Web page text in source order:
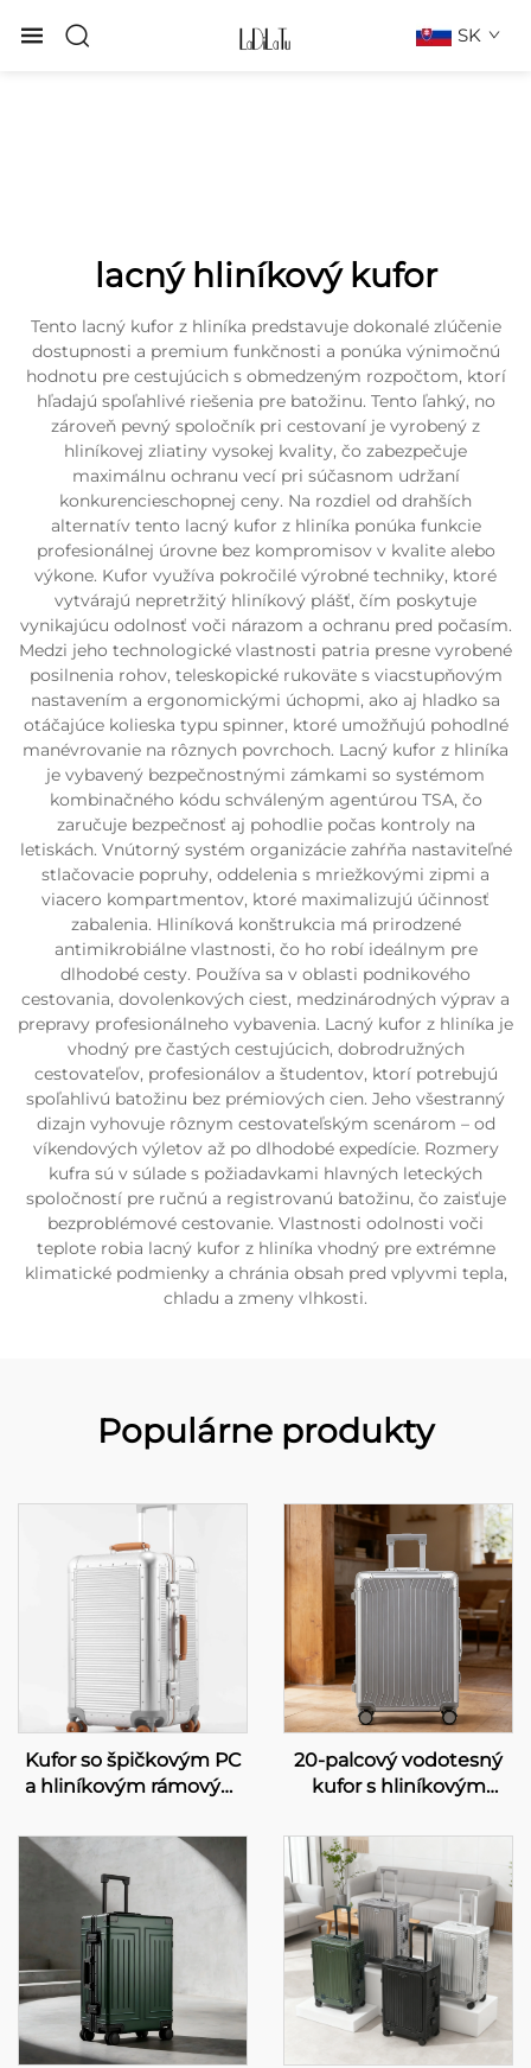
SK
lacný hliníkový kufor
Tento lacný kufor z hliníka predstavuje dokonalé zlúčenie
dostupnosti a premium funkčnosti a ponúka výnimočnú
hodnotu pre cestujúcich s obmedzeným rozpočtom, ktorí
hľadajú spoľahlivé riešenia pre batožinu. Tento ľahký, no
zároveň pevný spoločník pri cestovaní je vyrobený z
hliníkovej zliatiny vysokej kvality, čo zabezpečuje
maximálnu ochranu vecí pri súčasnom udržaní
konkurencieschopnej ceny. Na rozdiel od drahších
alternatív tento lacný kufor z hliníka ponúka funkcie
profesionálnej úrovne bez kompromisov v kvalite alebo
výkone. Kufor využíva pokročilé výrobné techniky, ktoré
vytvárajú nepretržitý hliníkový plášť, čím poskytuje
vynikajúcu odolnosť voči nárazom a ochranu pred počasím.
Medzi jeho technologické vlastnosti patria presne vyrobené
posilnenia rohov, teleskopické rukoväte s viacstupňovým
nastavením a ergonomickými úchopmi, ako aj hladko sa
otáčajúce kolieska typu spinner, ktoré umožňujú pohodlné
manévrovanie na rôznych povrchoch. Lacný kufor z hliníka
je vybavený bezpečnostnými zámkami so systémom
kombinačného kódu schváleným agentúrou TSA, čo
zaručuje bezpečnosť aj pohodlie počas kontroly na
letiskách. Vnútorný systém organizácie zahŕňa nastaviteľné
stlačovacie popruhy, oddelenia s mriežkovými zipmi a
viacero kompartmentov, ktoré maximalizujú účinnosť
zabalenia. Hliníková konštrukcia má prirodzené
antimikrobiálne vlastnosti, čo ho robí ideálnym pre
dlhodobé cesty. Používa sa v oblasti podnikového
cestovania, dovolenkových ciest, medzinárodných výprav a
prepravy profesionálneho vybavenia. Lacný kufor z hliníka je
vhodný pre častých cestujúcich, dobrodružných
cestovateľov, profesionálov a študentov, ktorí potrebujú
spoľahlivú batožinu bez prémiových cien. Jeho všestranný
dizajn vyhovuje rôznym cestovateľským scenárom – od
víkendových výletov až po dlhodobé expedície. Rozmery
kufra sú v súlade s požiadavkami hlavných leteckých
spoločností pre ručnú a registrovanú batožinu, čo zaisťuje
bezproblémové cestovanie. Vlastnosti odolnosti voči
teplote robia lacný kufor z hliníka vhodný pre extrémne
klimatické podmienky a chránia obsah pred vplyvmi tepla,
chladu a zmeny vlhkosti.
Populárne produkty
Kufor so špičkovým PC
a hliníkovým rámovým
kufor na kolieskach, 28-
palcový cestovný kufor
odolný proti pádu s TSA
zámkom a koženou
rukoväťou
20-palcový vodotesný
kufor s hliníkovým
priestorný a odolný
kufor na palubu s
bezpečnostným
heslovým zámkom pre
cestovanie